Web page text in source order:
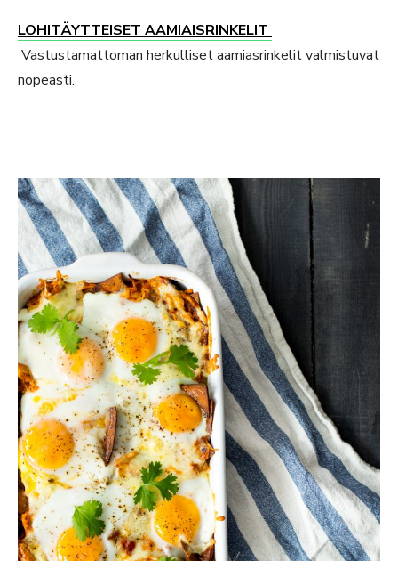
LOHITÄYTTEISET AAMIAISRINKELIT
Vastustamattoman herkulliset aamiasrinkelit valmistuvat
nopeasti.